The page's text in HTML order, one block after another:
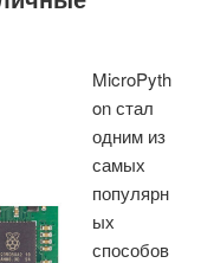
MicroPyth
on стал
одним из
самых
популярн
ых
способов